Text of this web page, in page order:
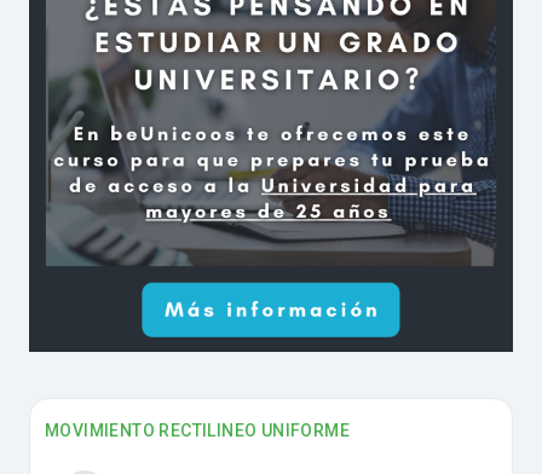
MOVIMIENTO RECTILINEO UNIFORME